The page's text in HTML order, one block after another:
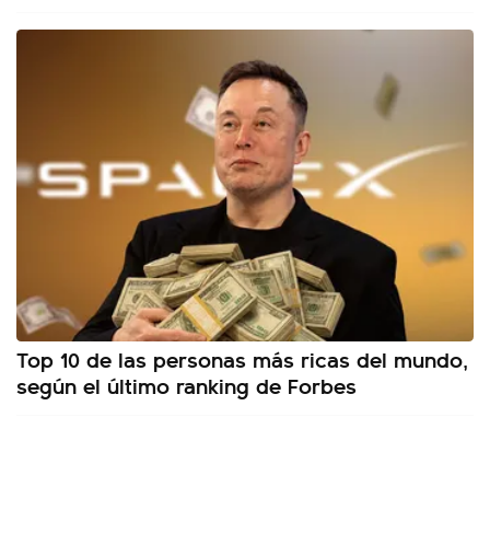
Top 10 de las personas más ricas del mundo,
según el último ranking de Forbes